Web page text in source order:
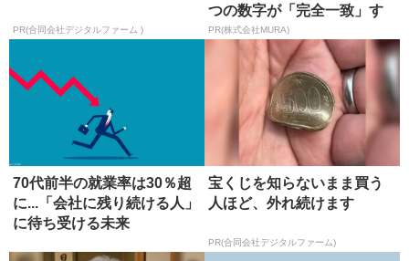
PR(合同会社デジタルファーム )
つの数字が「完全一致」す
る方...
PR(株式会社MURA)
70代前半の就業率は30％超
に...「会社に残り続ける人」
に待ち受ける未来
宝くじを知らないまま買う
人ほど、外れ続けます
PR(合同会社デジタルファーム)